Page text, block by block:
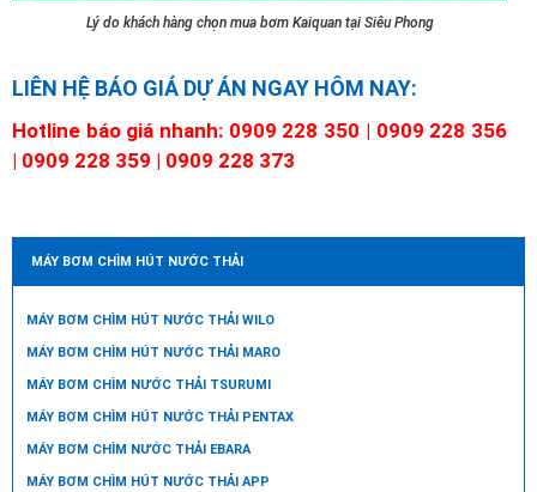
Lý do khách hàng chọn mua bơm Kaiquan tại Siêu Phong
LIÊN HỆ BÁO GIÁ DỰ ÁN NGAY HÔM NAY:
Hotline báo giá nhanh: 0909 228 350 | 0909 228 356
| 0909 228 359 | 0909 228 373
MÁY BƠM CHÌM HÚT NƯỚC THẢI
MÁY BƠM CHÌM HÚT NƯỚC THẢI WILO
MÁY BƠM CHÌM HÚT NƯỚC THẢI MARO
MÁY BƠM CHÌM NƯỚC THẢI TSURUMI
MÁY BƠM CHÌM HÚT NƯỚC THẢI PENTAX
MÁY BƠM CHÌM NƯỚC THẢI EBARA
MÁY BƠM CHÌM HÚT NƯỚC THẢI APP